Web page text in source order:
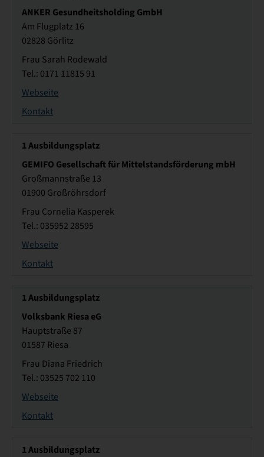
ANKER Gesundheitsholding GmbH
Am Flugplatz 16
02828 Görlitz
Frau Sarah Rodewald
Tel.: 0171 11815 91
Webseite
Kontakt
1Ausbildungsplatz
GEMIFO Gesellschaft für Mittelstandsförderung mbH
Großmannstraße 13
01900 Großröhrsdorf
Frau Cornelia Kasperek
Tel.: 035952 28595
Webseite
Kontakt
1Ausbildungsplatz
Volksbank Riesa eG
Hauptstraße 87
01587 Riesa
Frau Diana Friedrich
Tel.: 03525 702 110
Webseite
Kontakt
1Ausbildungsplatz